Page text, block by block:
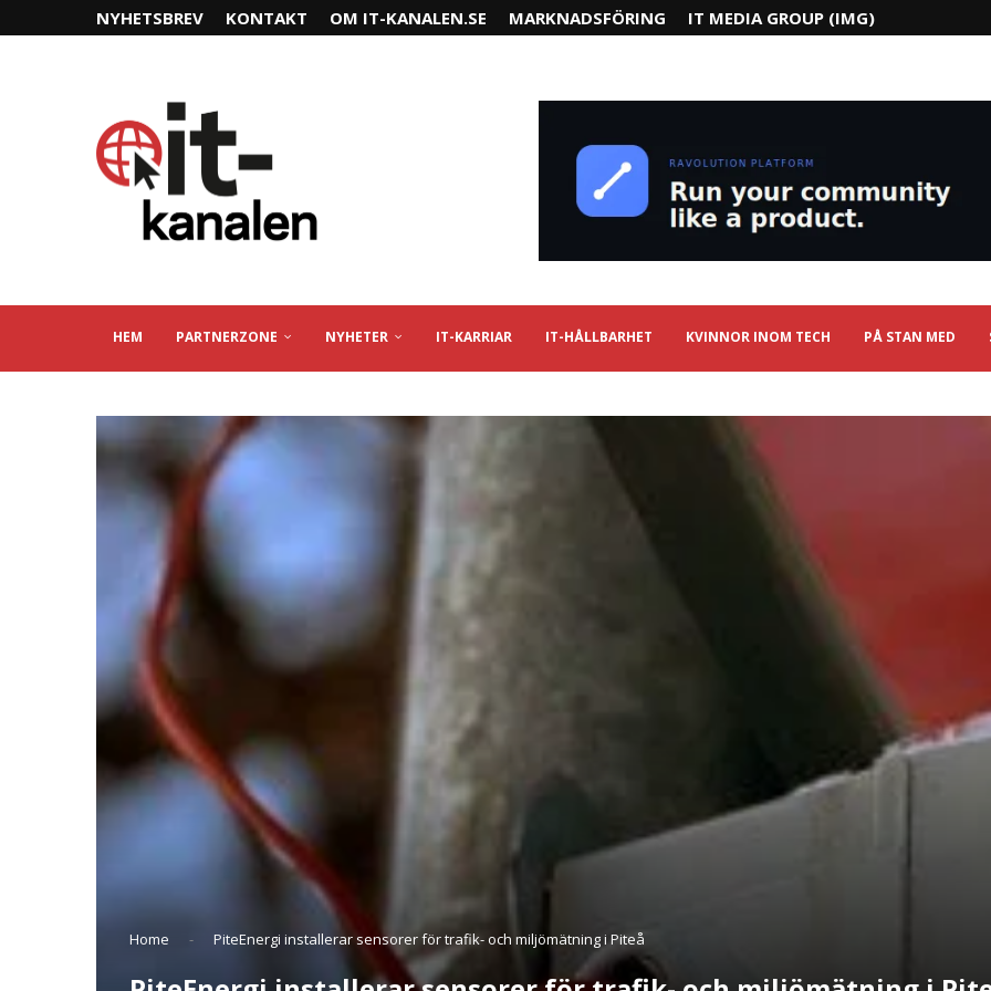
NYHETSBREV KONTAKT OM IT-KANALEN.SE MARKNADSFÖRING IT MEDIA GROUP (IMG)
HEM PARTNERZONE NYHETER IT-KARRIAR IT-HÅLLBARHET KVINNOR INOM TECH PÅ STAN MED
Home - PiteEnergi installerar sensorer för trafik- och miljömätning i Piteå